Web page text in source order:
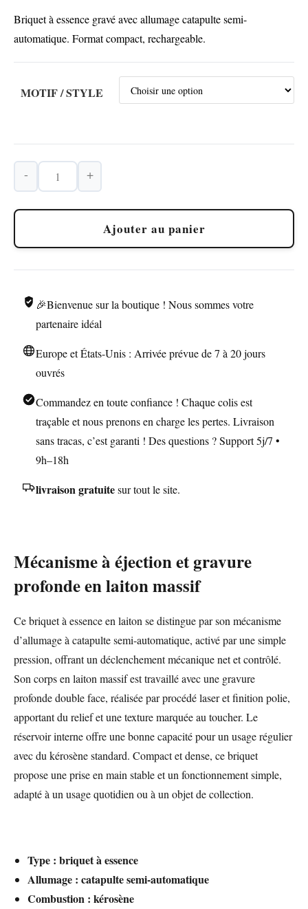
Briquet à essence gravé avec allumage catapulte semi-
automatique. Format compact, rechargeable.
MOTIF / STYLE
Briquet
Laiton
–
Catapulte
Semi-
- +
Ajouter au panier
🎉Bienvenue sur la boutique ! Nous sommes votre
partenaire idéal
Europe et États-Unis : Arrivée prévue de 7 à 20 jours
ouvrés
Commandez en toute confiance ! Chaque colis est
traçable et nous prenons en charge les pertes. Livraison
sans tracas, c’est garanti ! Des questions ? Support 5j/7 •
9h–18h
livraison gratuitesur tout le site.
Mécanisme à éjection et gravure
profonde en laiton massif
Ce briquet à essence en laiton se distingue par son mécanisme
d’allumage à catapulte semi-automatique, activé par une simple
pression, offrant un déclenchement mécanique net et contrôlé.
Son corps en laiton massif est travaillé avec une gravure
profonde double face, réalisée par procédé laser et finition polie,
apportant du relief et une texture marquée au toucher. Le
réservoir interne offre une bonne capacité pour un usage régulier
avec du kérosène standard. Compact et dense, ce briquet
propose une prise en main stable et un fonctionnement simple,
adapté à un usage quotidien ou à un objet de collection.
Type : briquet à essence
Allumage : catapulte semi-automatique
Combustion : kérosène